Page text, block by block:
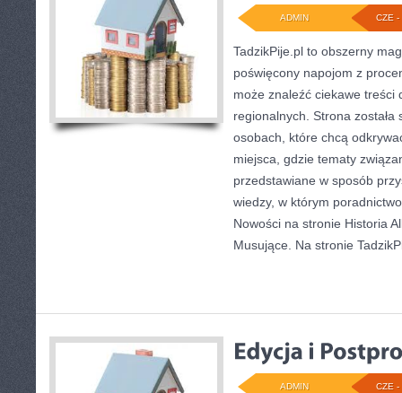
CZE -
ADMIN
TadzikPije.pl to obszerny
poświęcony napojom z
może znaleźć ciekawe treści
regionalnych. Strona została
osobach, które chcą
miejsca, gdzie tematy
przedstawiane w sposób
wiedzy, w którym
Nowości na stronie Historia
Musujące. Na stronie
CZE -
ADMIN